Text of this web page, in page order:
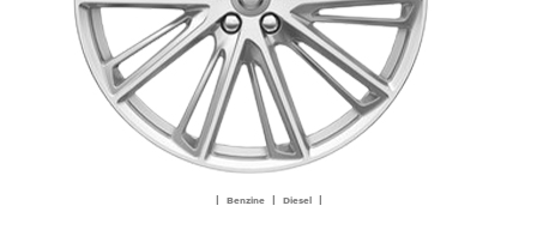
| Benzine | Diesel |